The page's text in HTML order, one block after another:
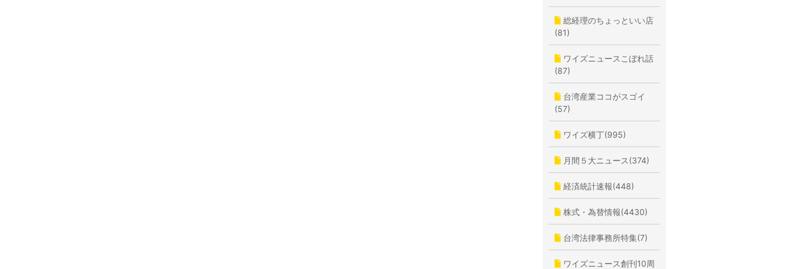
総経理のちょっといい店
(81)
ワイズニュースこぼれ話
(87)
台湾産業ココがスゴイ
(57)
ワイズ横丁(995)
月間５大ニュース(374)
経済統計速報(448)
株式・為替情報(4430)
台湾法律事務所特集(7)
ワイズニュース創刊10周